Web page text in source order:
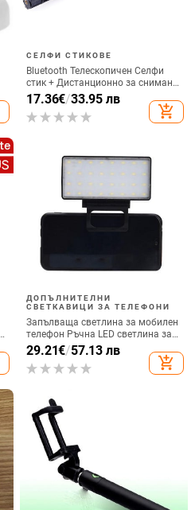
СЕЛФИ СТИКОВЕ
Bluetooth Телескопичен Селфи
стик + Дистанционно за снимане,
съвместим с Android и IOS - Черен
17.36€/33.95 лв
add_shopping_cart
ДОПЪЛНИТЕЛНИ
СВЕТКАВИЦИ ЗА ТЕЛЕФОНИ
Запълваща светлина за мобилен
телефон Ръчна LED светлина за
селфи излъчване на живо
Компютърна запълваща
светлина Видеоконференция
29.21€/57.13 лв
add_shopping_cart